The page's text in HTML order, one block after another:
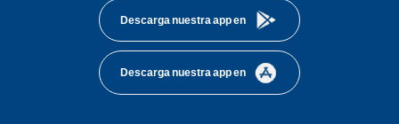
Descarga nuestra app en
Descarga nuestra app en